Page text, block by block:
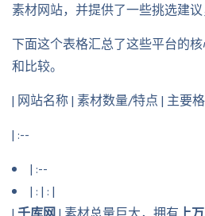
素材网站，并提供了一些挑选建议
下面这个表格汇总了这些平台的
和比较。
| 网站名称 | 素材数量/特点 | 主要
| :--
| :--
| : | : |